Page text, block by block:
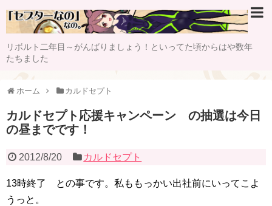
リボルト二年目～がんばりましょう！といってた頃からはや数年
たちました
ホーム カルドセプト
カルドセプト応援キャンペーン の抽選は今日
の昼までです！
2012/8/20 カルドセプト
13時終了 との事です。私ももっかい出社前にいってこよ
うっと。